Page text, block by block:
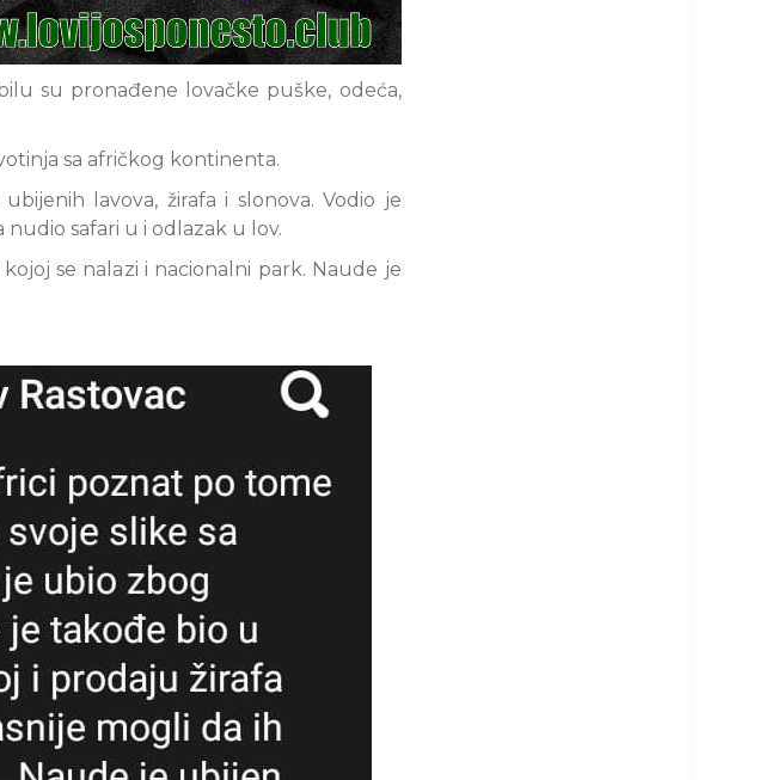
su pronađene lovačke puške, odeća,
sa afričkog kontinenta.
lavova, žirafa i slonova. Vodio je
safari u i odlazak u lov.
se nalazi i nacionalni park. Naude je